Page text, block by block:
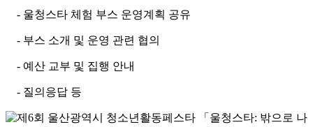
- 울청스타 체험 부스 운영계획 공유
- 부스 소개 및 운영 관련 협의
- 예산 교부 및 집행 안내
- 질의응답 등